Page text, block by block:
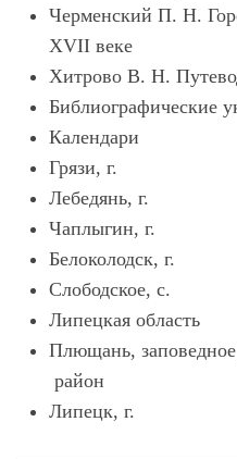
Черменский П. Н.
ХVII веке
Хитрово В. Н.
Библиографические
Календари
Грязи, г.
Лебедянь, г.
Чаплыгин, г.
Белоколодск, г.
Слободское, с.
Липецкая область
Плющань,
район
Липецк, г.